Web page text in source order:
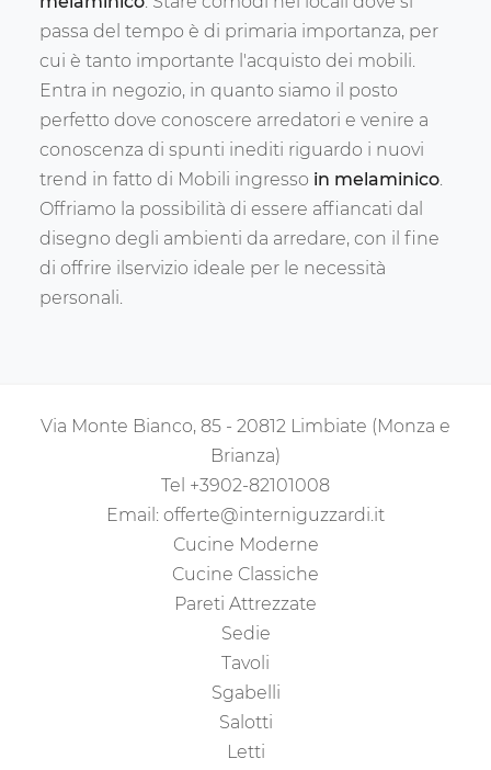
passa del tempo è di primaria importanza, per
cui è tanto importante l'acquisto dei mobili.
Entra in negozio, in quanto siamo il posto
perfetto dove conoscere arredatori e venire a
conoscenza di spunti inediti riguardo i nuovi
trend in fatto di Mobili ingresso in melaminico
Offriamo la possibilità di essere affiancati dal
disegno degli ambienti da arredare, con il fine
di offrire ilservizio ideale per le necessità
personali.
Via Monte Bianco, 85 - 20812 Limbiate (Monza e
Brianza)
Tel +3902-82101008
Email: offerte@interniguzzardi.it
Cucine Moderne
Cucine Classiche
Pareti Attrezzate
Sedie
Tavoli
Sgabelli
Salotti
Letti